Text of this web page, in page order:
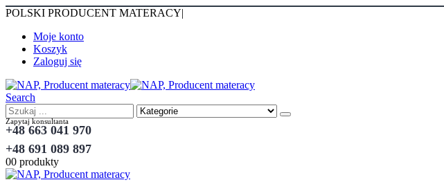
POLSKI PRODUCENT MATERACY|
Moje konto
Koszyk
Zaloguj się
Search
Zapytaj konsultanta
+48 663 041 970
+48 691 089 897
00 produkty